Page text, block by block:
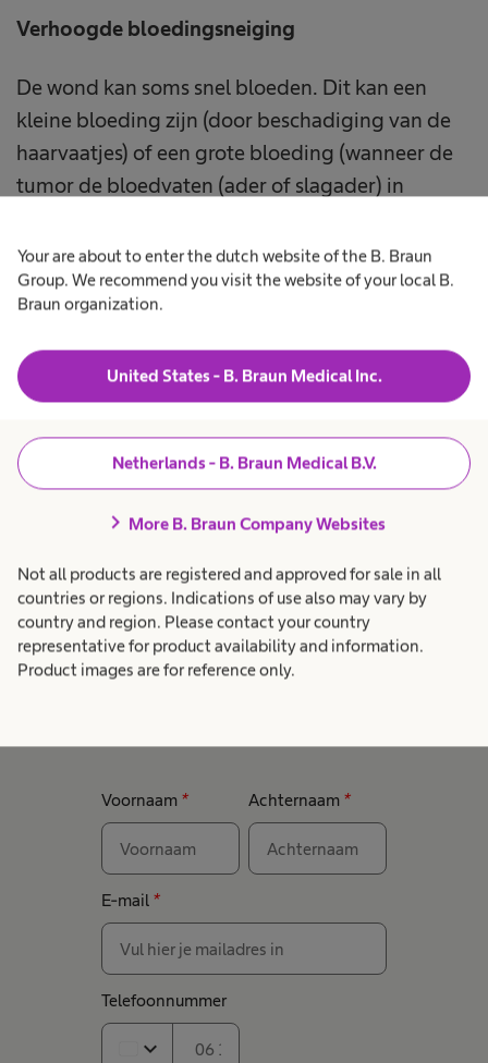
Your are about to enter the dutch website of the B. Braun
Group. We recommend you visit the website of your local B.
Braun organization.
United States - B. Braun Medical Inc.
Netherlands - B. Braun Medical B.V.
chevron_right More B. Braun Company Websites
Not all products are registered and approved for sale in all
countries or regions. Indications of use also may vary by
country and region. Please contact your country
representative for product availability and information.
Product images are for reference only.
Verhoogde bloedingsneiging
De wond kan soms snel bloeden. Dit kan een
kleine bloeding zijn (door beschadiging van de
haarvaatjes) of een grote bloeding (wanneer de
tumor de bloedvaten (ader of slagader) in
Alginaat stelpt kleine bloedingen.
Terug naar boven
Wondadviseur Ans
beantwoordt jouw
Heb je zelf een wondvraag? Of wil je iemand
helpen die vragen over zijn of haar wond heeft?
Vul dan onderstaand formulier in en
Voornaam * Achternaam *
E-mail *
Telefoonnummer
expand_more